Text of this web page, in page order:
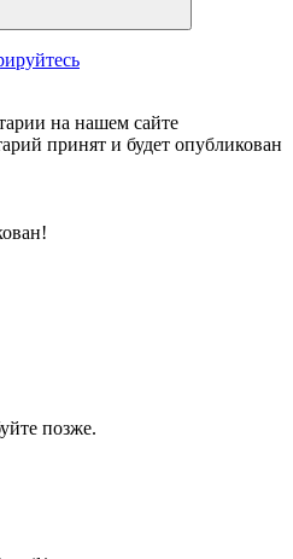
на нашем сайте
принят и будет опубликован
позже.